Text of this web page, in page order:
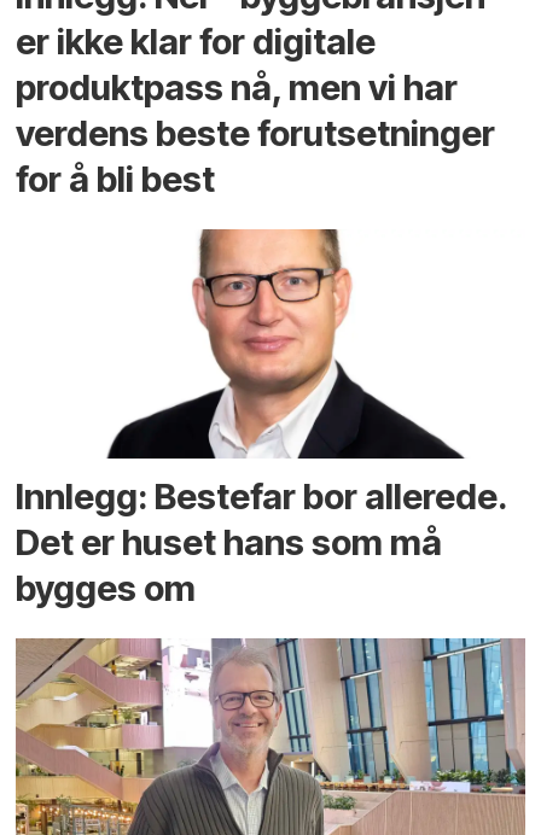
er ikke klar for digitale
produktpass nå, men vi har
verdens beste forutsetninger
for å bli best
Innlegg: Bestefar bor allerede.
Det er huset hans som må
bygges om